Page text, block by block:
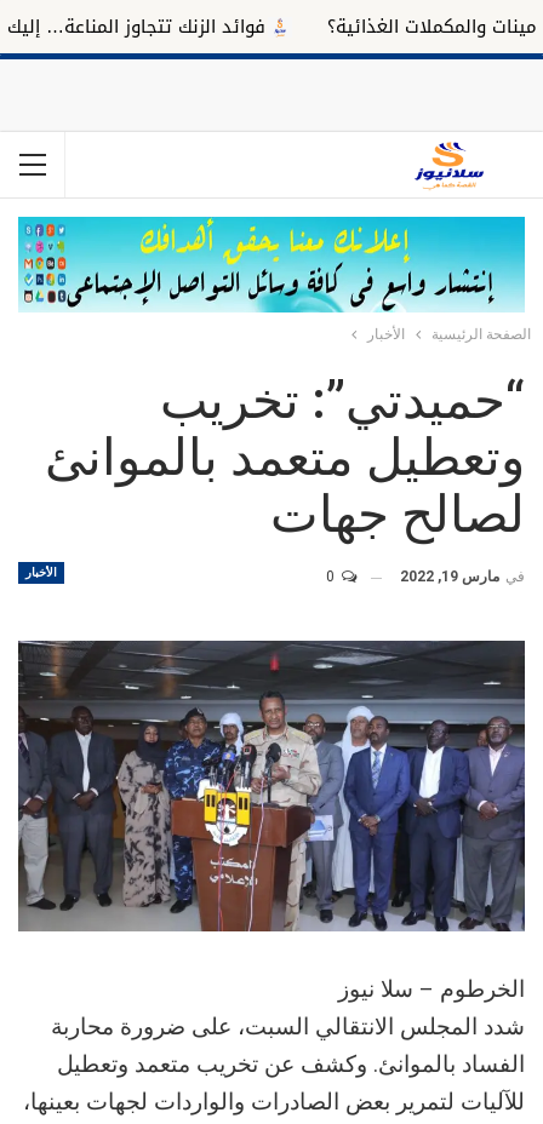
الغذائية؟ فوائد الزنك تتجاوز المناعة… إليك
الصفحة الرئيسية الأخبار
“حميدتي”: تخريب
وتعطيل متعمد بالموانئ
لصالح جهات
الأخبار في مارس 19, 2022
الخرطوم – سلا نيوز
شدد المجلس الانتقالي السبت، على ضرورة محاربة
الفساد بالموانئ. وكشف عن تخريب متعمد وتعطيل
للآليات لتمرير بعض الصادرات والواردات لجهات بعينها،